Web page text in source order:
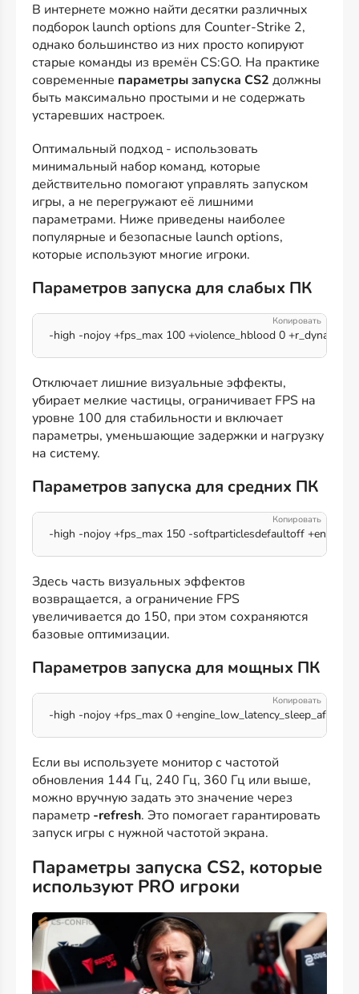
В интернете можно найти десятки различных
подборок launch options для Counter-Strike 2,
однако большинство из них просто копируют
старые команды из времён CS:GO. На практике
современные параметры запуска CS2 должны
быть максимально простыми и не содержать
устаревших настроек.
Оптимальный подход - использовать
минимальный набор команд, которые
действительно помогают управлять запуском
игры, а не перегружают её лишними
параметрами. Ниже приведены наиболее
популярные и безопасные launch options,
которые используют многие игроки.
Параметров запуска для слабых ПК
-high -nojoy +fps_max 100 +violence_hblood 0 +r_dynamic
Отключает лишние визуальные эффекты,
убирает мелкие частицы, ограничивает FPS на
уровне 100 для стабильности и включает
параметры, уменьшающие задержки и нагрузку
на систему.
Параметров запуска для средних ПК
-high -nojoy +fps_max 150 -softparticlesdefaultoff
Здесь часть визуальных эффектов
возвращается, а ограничение FPS
увеличивается до 150, при этом сохраняются
базовые оптимизации.
Параметров запуска для мощных ПК
-high -nojoy +fps_max 0
Если вы используете монитор с частотой
обновления 144 Гц, 240 Гц, 360 Гц или выше,
можно вручную задать это значение через
параметр -refresh. Это помогает гарантировать
запуск игры с нужной частотой экрана.
Параметры запуска CS2, которые
используют PRO игроки